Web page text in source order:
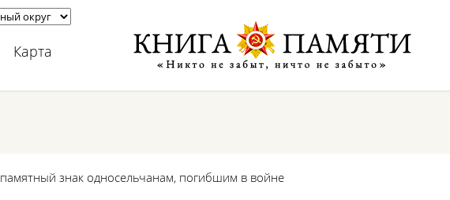
Карта
памятный знак односельчанам, погибшим в войне